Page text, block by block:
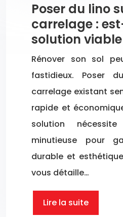
Poser du lino
carrelage :
solution viable
Rénover son sol
fastidieux. Poser
carrelage existant
rapide et
solution
minutieuse pour
durable et
vous détaille…
Lire la suite